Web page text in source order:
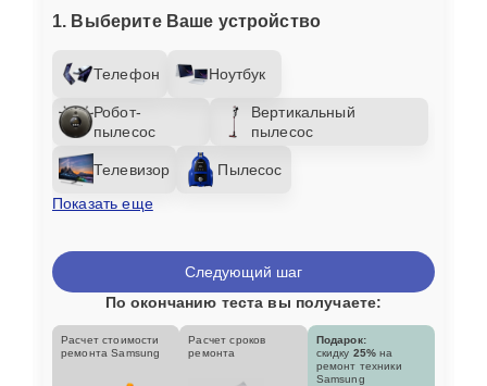
1. Выберите Ваше устройство
Телефон Ноутбук
Робот-
пылесос
Вертикальный
пылесос
Телевизор
Пылесос
Показать еще
Следующий шаг
По окончанию теста вы получаете:
Расчет стоимости
ремонта Samsung
Расчет сроков
ремонта
Подарок:
скидку 25% на
ремонт техники
Samsung